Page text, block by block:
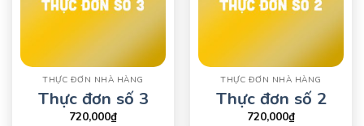
THỰC ĐƠN NHÀ HÀNG
Thực đơn số 3
720,000₫
THỰC ĐƠN NHÀ HÀNG
Thực đơn số 2
720,000₫